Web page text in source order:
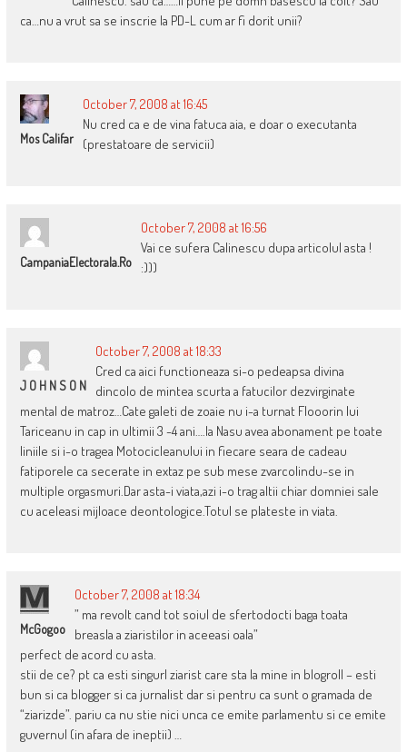
ca…nu a vrut sa se inscrie la PD-L cum ar fi dorit unii?
Mos Califar
October 7, 2008 at 16:45
Nu cred ca e de vina fatuca aia, e doar o executanta
(prestatoare de servicii)
CampaniaElectorala.ro
October 7, 2008 at 16:56
Vai ce sufera Calinescu dupa articolul asta !
:)))
J O H N S O N
October 7, 2008 at 18:33
Cred ca aici functioneaza si-o pedeapsa divina
dincolo de mintea scurta a fatucilor dezvirginate
mental de matroz…Cate galeti de zoaie nu i-a turnat Flooorin lui
Tariceanu in cap in ultimii 3 -4 ani….la Nasu avea abonament pe toate
liniile si i-o tragea Motocicleanului in fiecare seara de cadeau
fatiporele ca secerate in extaz pe sub mese zvarcolindu-se in
multiple orgasmuri.Dar asta-i viata,azi i-o trag altii chiar domniei sale
cu aceleasi mijloace deontologice.Totul se plateste in viata.
McGogoo
October 7, 2008 at 18:34
” ma revolt cand tot soiul de sfertodocti baga toata
breasla a ziaristilor in aceeasi oala”
perfect de acord cu asta.
stii de ce? pt ca esti singurl ziarist care sta la mine in blogroll – esti
bun si ca blogger si ca jurnalist dar si pentru ca sunt o gramada de
“ziarizde”. pariu ca nu stie nici unca ce emite parlamentu si ce emite
guvernul (in afara de ineptii) …